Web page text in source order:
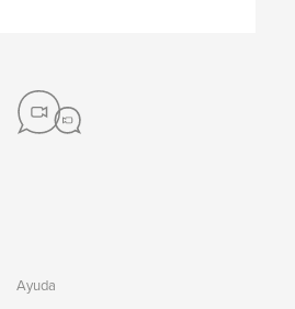
Ayuda